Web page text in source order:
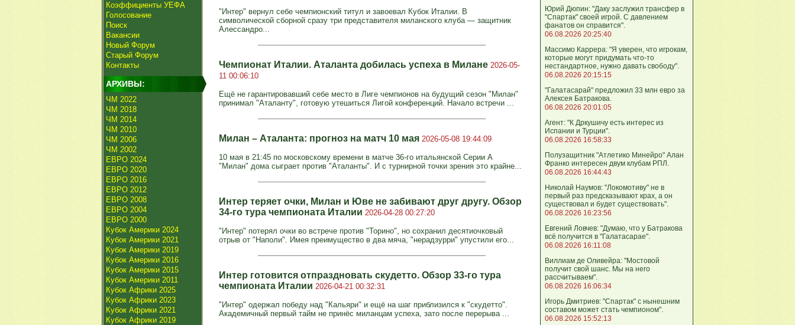
Коэффициенты УЕФА
Голосование
Поиск
Вакансии
Новый Форум
Старый Форум
Контакты
АРХИВЫ:
ЧМ 2022
ЧМ 2018
ЧМ 2014
ЧМ 2010
ЧМ 2006
ЧМ 2002
ЕВРО 2024
ЕВРО 2020
ЕВРО 2016
ЕВРО 2012
ЕВРО 2008
ЕВРО 2004
ЕВРО 2000
Кубок Америки 2024
Кубок Америки 2021
Кубок Америки 2019
Кубок Америки 2016
Кубок Америки 2015
Кубок Америки 2011
Кубок Африки 2025
Кубок Африки 2023
Кубок Африки 2021
Кубок Африки 2019
"Интер" вернул себе чемпионский титул и завоевал Кубок Италии. В
символической сборной сразу три представителя миланского клуба — защитник
Алессандро...
Чемпионат Италии. Аталанта добилась успеха в Милане 2026-05-
11 00:06:10
Ещё не гарантировавший себе место в Лиге чемпионов на будущий сезон "Милан"
принимал "Аталанту", готовую утешиться Лигой конференций. Начало встречи ...
Милан – Аталанта: прогноз на матч 10 мая 2026-05-08 19:44:09
10 мая в 21:45 по московскому времени в матче 36-го итальянской Серии А
"Милан" дома сыграет против "Аталанты". И с турнирной точки зрения это крайне...
Интер теряет очки, Милан и Юве не забивают друг другу. Обзор
34-го тура чемпионата Италии 2026-04-28 00:27:20
"Интер" потерял очки во встрече против "Торино", но сохранил десятиочковый
отрыв от "Наполи". Имея преимущество в два мяча, "нерадзурри" упустили его...
Интер готовится отпраздновать скудетто. Обзор 33-го тура
чемпионата Италии 2026-04-21 00:32:31
"Интер" одержал победу над "Кальяри" и ещё на шаг приблизился к "скудетто".
Академичный первый тайм не принёс миланцам успеха, зато после перерыва ...
Юрий Дюпин: "Даку заслужил трансфер в
"Спартак" своей игрой. С давлением
фанатов он справится".
06.08.2026 20:25:40
Массимо Каррера: "Я уверен, что игрокам,
которые могут придумать что-то
нестандартное, нужно давать свободу".
06.08.2026 20:15:15
"Галатасарай" предложил 33 млн евро за
Алексея Батракова.
06.08.2026 20:01:05
Агент: "К Дркушичу есть интерес из
Испании и Турции".
06.08.2026 16:58:33
Полузащитник "Атлетико Минейро" Алан
Франко интересен двум клубам РПЛ.
06.08.2026 16:44:43
Николай Наумов: "Локомотиву" не в
первый раз предсказывают крах, а он
существовал и будет существовать".
06.08.2026 16:23:56
Евгений Ловчев: "Думаю, что у Батракова
всё получится в "Галатасарае".
06.08.2026 16:11:08
Виллиам де Оливейра: "Мостовой
получит свой шанс. Мы на него
рассчитываем".
06.08.2026 16:06:34
Игорь Дмитриев: "Спартак" с нынешним
составом может стать чемпионом".
06.08.2026 15:52:13